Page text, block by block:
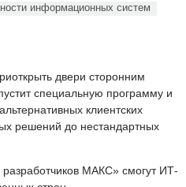
информационных систем
двери сторонним
специальную программу и
клиентских
решений до нестандартных
МАКС» смогут ИТ-